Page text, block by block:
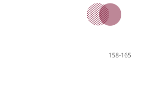
158-165